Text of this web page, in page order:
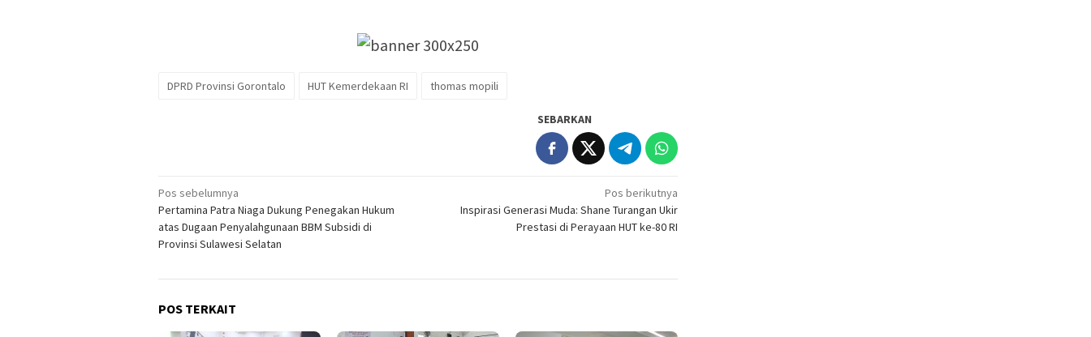
DPRD Provinsi Gorontalo HUT Kemerdekaan RI thomas mopili
SEBARKAN
Navigasi
pos
Pos sebelumnya
Pertamina Patra Niaga Dukung Penegakan Hukum
atas Dugaan Penyalahgunaan BBM Subsidi di
Provinsi Sulawesi Selatan
Pos berikutnya
Inspirasi Generasi Muda: Shane Turangan Ukir
Prestasi di Perayaan HUT ke-80 RI
POS TERKAIT